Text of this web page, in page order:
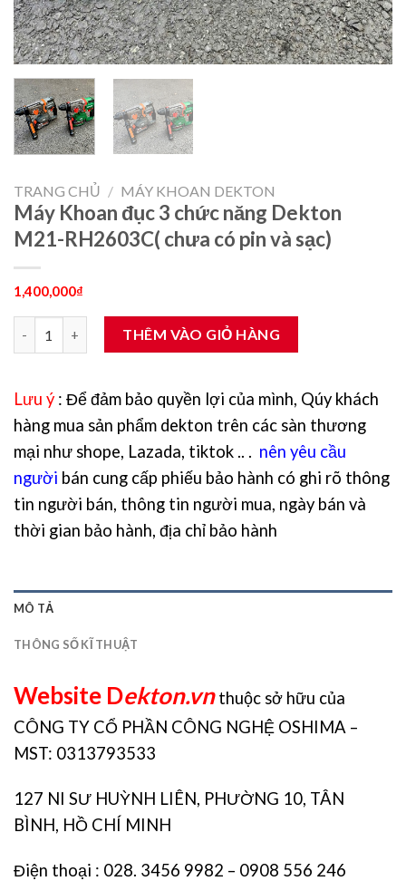
TRANG CHỦ / MÁY KHOAN DEKTON
Máy Khoan đục 3 chức năng Dekton
M21-RH2603C( chưa có pin và sạc)
1,400,000₫
Máy Khoan đục 3 chức năng Dekton M21-RH2603C( chưa có
THÊM VÀO GIỎ HÀNG
Lưu ý : Để đảm bảo quyền lợi của mình, Qúy khách
hàng mua sản phẩm dekton trên các sàn thương
mại như shope, Lazada, tiktok .. . nên yêu cầu
người bán cung cấp phiếu bảo hành có ghi rõ thông
tin người bán, thông tin người mua, ngày bán và
thời gian bảo hành, địa chỉ bảo hành
MÔ TẢ
THÔNG SỐ KĨ THUẬT
Website Dekton.vnthuộc sở hữu của
CÔNG TY CỔ PHẦN CÔNG NGHỆ OSHIMA –
MST: 0313793533
127 NI SƯ HUỲNH LIÊN, PHƯỜNG 10, TÂN
BÌNH, HỒ CHÍ MINH
Điện thoại : 028. 3456 9982 – 0908 556 246